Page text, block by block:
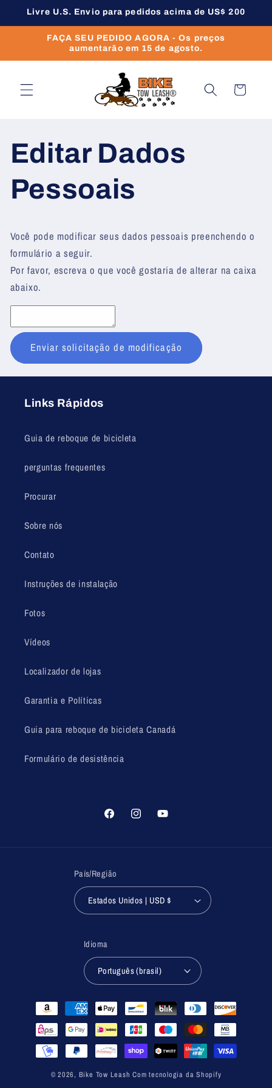
para o
conteúdo
Livre U.S. Envio para pedidos acima de US$ 200
FAÇA SEU PEDIDO AGORA - Os preços
aumentarão em 15 de agosto.
Carrinho
Editar Dados
Pessoais
Você pode modificar seus dados pessoais preenchendo o
formulário a seguir.
Por favor, escreva o que você gostaria de alterar na caixa
abaixo.
Enviar solicitação de modificação
Links Rápidos
Guia de reboque de bicicleta
perguntas frequentes
Procurar
Sobre nós
Contato
Instruções de instalação
Fotos
Vídeos
Localizador de lojas
Garantia e Políticas
Guia para reboque de bicicleta Canadá
Formulário de desistência
FacebookInstagramYouTube
País/Região
Estados Unidos | USD $
Idioma
Português (brasil)
Formas
pagamento
© 2026, Bike Tow Leash Com tecnologia da Shopify